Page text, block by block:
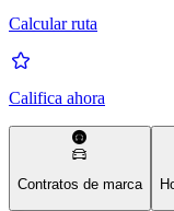
Calcular ruta
Califica ahora
Contratos de marca